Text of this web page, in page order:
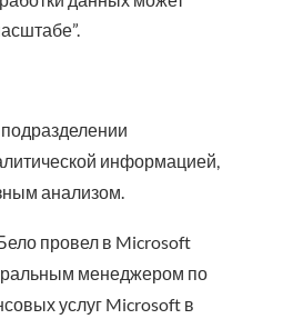
информацией,
анализом.
провел в Microsoft
менеджером по
услуг Microsoft в